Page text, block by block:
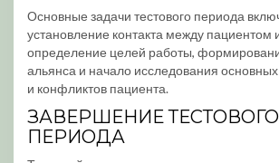
Основные задачи тестового периода
установление контакта между пациентом
определение целей работы,
альянса и начало исследования
и конфликтов пациента.
ЗАВЕРШЕНИЕ ТЕСТОВОГО
ПЕРИОДА